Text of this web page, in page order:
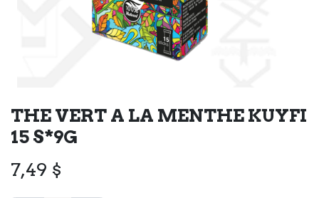
THE VERT A LA MENTHE KUYFI
15 S*9G
7,49 $